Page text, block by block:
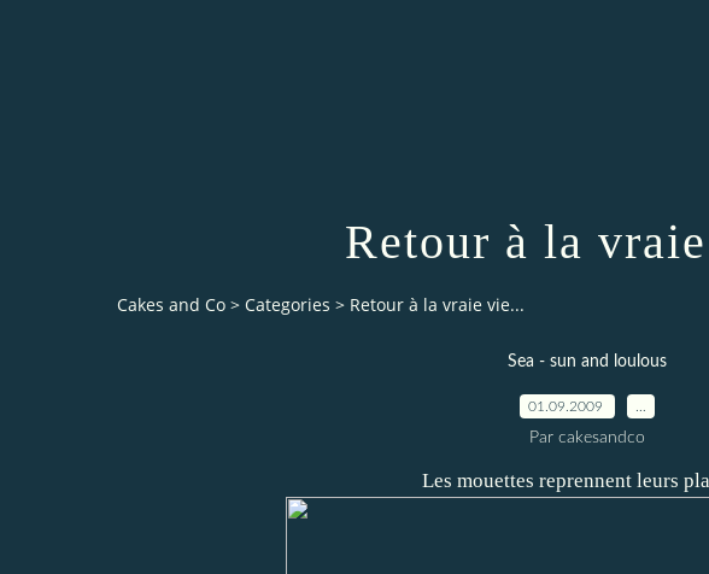
Retour à la
Cakes and Co > Categories > Retour à la vraie vie...
Sea - sun and loulous
01.09.2009
Par cakesandco
Les mouettes reprennent leurs